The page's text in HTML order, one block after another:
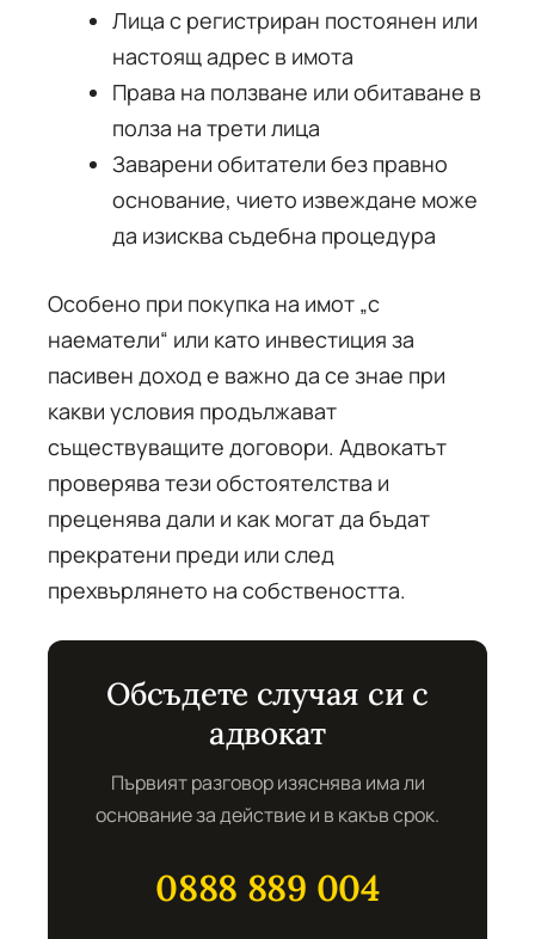
Лица с регистриран постоянен или
настоящ адрес в имота
Права на ползване или обитаване в
полза на трети лица
Заварени обитатели без правно
основание, чието извеждане може
да изисква съдебна процедура
Особено при покупка на имот „с
наематели“ или като инвестиция за
пасивен доход е важно да се знае при
какви условия продължават
съществуващите договори. Адвокатът
проверява тези обстоятелства и
преценява дали и как могат да бъдат
прекратени преди или след
прехвърлянето на собствеността.
Обсъдете случая си с
адвокат
Първият разговор изяснява има ли
основание за действие и в какъв срок.
0888 889 004